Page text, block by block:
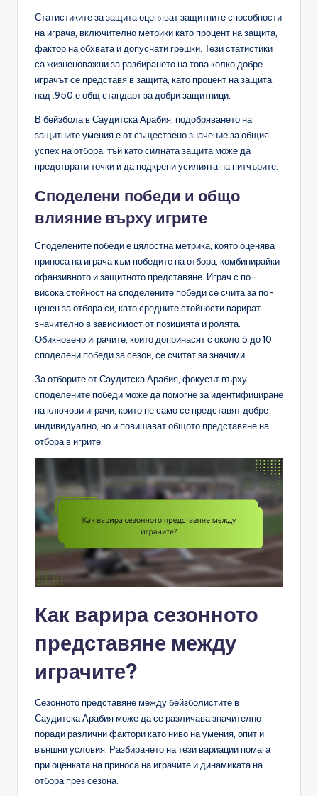
Статистиките за защита оценяват защитните способности
на играча, включително метрики като процент на защита,
фактор на обхвата и допуснати грешки. Тези статистики
са жизненоважни за разбирането на това колко добре
играчът се представя в защита, като процент на защита
над .950 е общ стандарт за добри защитници.
В бейзбола в Саудитска Арабия, подобряването на
защитните умения е от съществено значение за общия
успех на отбора, тъй като силната защита може да
предотврати точки и да подкрепи усилията на питчърите.
Споделени победи и общо
влияние върху игрите
Споделените победи е цялостна метрика, която оценява
приноса на играча към победите на отбора, комбинирайки
офанзивното и защитното представяне. Играч с по-
висока стойност на споделените победи се счита за по-
ценен за отбора си, като средните стойности варират
значително в зависимост от позицията и ролята.
Обикновено играчите, които допринасят с около 5 до 10
споделени победи за сезон, се считат за значими.
За отборите от Саудитска Арабия, фокусът върху
споделените победи може да помогне за идентифициране
на ключови играчи, които не само се представят добре
индивидуално, но и повишават общото представяне на
отбора в игрите.
Как варира сезонното
представяне между
играчите?
Сезонното представяне между бейзболистите в
Саудитска Арабия може да се различава значително
поради различни фактори като ниво на умения, опит и
външни условия. Разбирането на тези вариации помага
при оценката на приноса на играчите и динамиката на
отбора през сезона.